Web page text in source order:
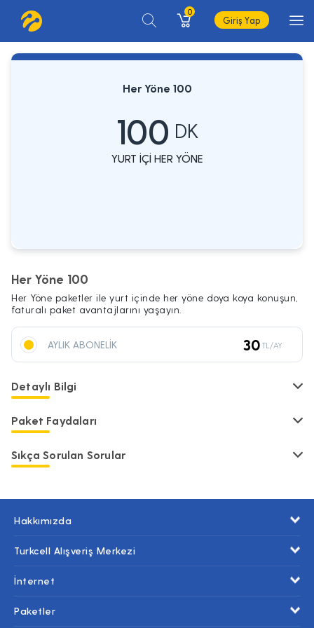
0
Giriş Yap
Her Yöne 100
100 DK
YURT İÇİ HER YÖNE
Her Yöne 100
Her Yöne paketler ile yurt içinde her yöne doya koya konuşun,
faturalı paket avantajlarını yaşayın.
AYLIK ABONELİK 30 TL/AY
Detaylı Bilgi
Paket Faydaları
Sıkça Sorulan Sorular
Hakkımızda
Turkcell Alışveriş Merkezi
İnternet
Paketler